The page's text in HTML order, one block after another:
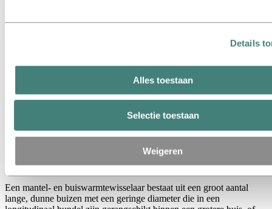
Details
Alles toestaan
Selectie toestaan
Weigeren
Een mantel- en buiswarmtewisselaar bestaat uit een groot aantal
lange, dunne buizen met een geringe diameter die in een